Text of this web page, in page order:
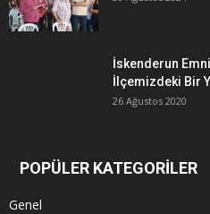
İskenderun
İlçemizdeki Bir
26 Ağustos 2020
POPÜLER KATEGORİLER
Genel